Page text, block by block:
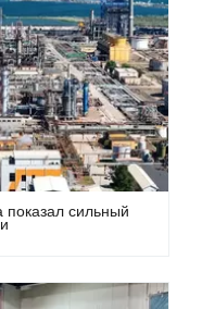
показал сильный